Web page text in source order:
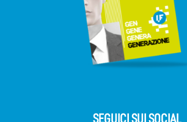
SEGUICI SUI SOCIAL